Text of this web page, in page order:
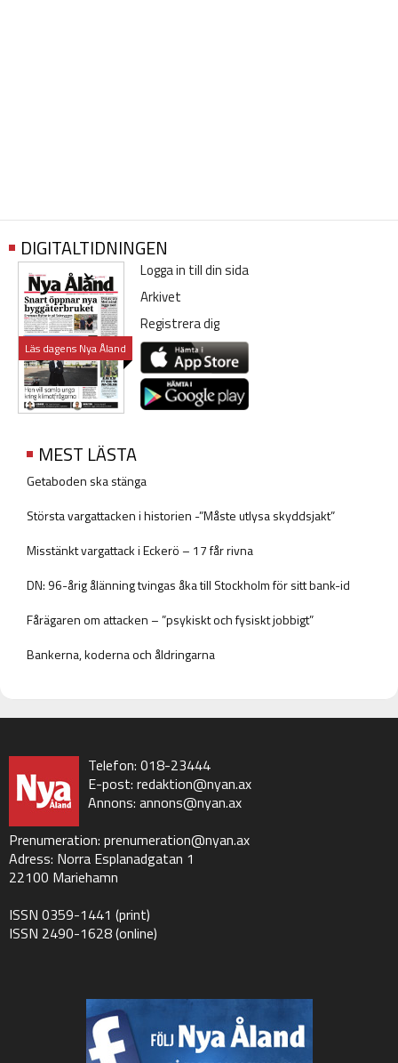
DIGITALTIDNINGEN
Läs dagens Nya Åland
Logga in till din sida
Arkivet
Registrera dig
MEST LÄSTA
Getaboden ska stänga
Största vargattacken i historien -”Måste utlysa skyddsjakt”
Misstänkt vargattack i Eckerö – 17 får rivna
DN: 96-årig ålänning tvingas åka till Stockholm för sitt bank-id
Fårägaren om attacken – ”psykiskt och fysiskt jobbigt”
Bankerna, koderna och åldringarna
Telefon: 018-23444
E-post: redaktion@nyan.ax
Annons: annons@nyan.ax
Prenumeration: prenumeration@nyan.ax
Adress: Norra Esplanadgatan 1
22100 Mariehamn
ISSN 0359-1441 (print)
ISSN 2490-1628 (online)